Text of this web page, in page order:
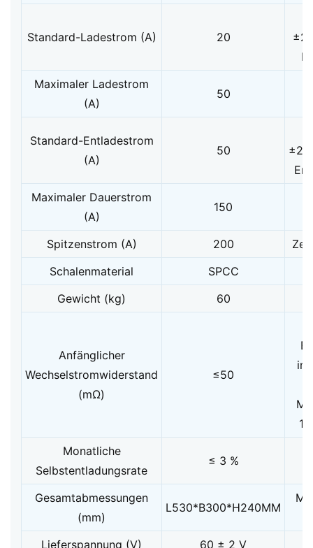
Standard-Ladestrom (A) 20
Maximaler Ladestrom
(A)
50
Standard-Entladestrom
(A)
50
Maximaler Dauerstrom
(A)
150
Spitzenstrom (A) 200
Schalenmaterial
SPCC
Gewicht (kg)
60
Anfänglicher
Wechselstromwiderstand
(mΩ)
≤50
Monatliche
Selbstentladungsrate
≤ 3 %
Gesamtabmessungen
(mm)
L530*B300*H240MM
Lieferspannung (V)
60 ± 2 V